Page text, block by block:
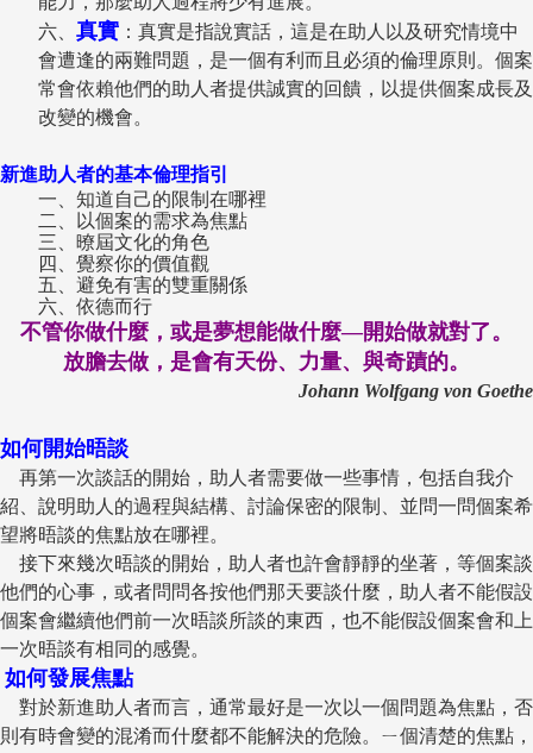
六、 真實 ：真實是指說實話，這是在助人以及研究情境中
會遭逢的兩難問題，是一個有利而且必須的倫理原則。個案
常會依賴他們的助人者提供誠實的回饋，以提供個案成長及
改變的機會。
新進助人者的基本倫理指引
一、知道自己的限制在哪裡
二、以個案的需求為焦點
三、暸屆文化的角色
四、覺察你的價值觀
五、避免有害的雙重關係
六、依德而行
不管你做什麼，或是夢想能做什麼—開始做就對了。
放膽去做，是會有天份、力量、與奇蹟的。
Johann Wolfgang von Goethe
如何開始晤談
再第一次談話的開始，助人者需要做一些事情，包括自我介
紹、說明助人的過程與結構、討論保密的限制、並問一問個案希
望將晤談的焦點放在哪裡。
接下來幾次晤談的開始，助人者也許會靜靜的坐著，等個案談
他們的心事，或者問問各按他們那天要談什麼，助人者不能假設
個案會繼續他們前一次晤談所談的東西，也不能假設個案會和上
一次晤談有相同的感覺。
如何發展焦點
對於新進助人者而言，通常最好是一次以一個問題為焦點，否
則有時會變的混淆而什麼都不能解決的危險。ㄧ個清楚的焦點，